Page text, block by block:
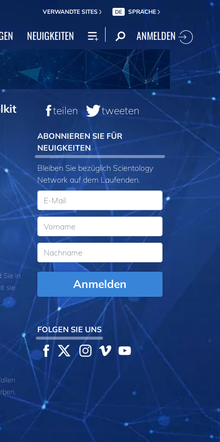
VERWANDTE SITES DE SPRACHE
NEUIGKEITEN ANMELDEN
teilen tweeten
ABONNIEREN SIE FÜR
NEUIGKEITEN
Bleiben Sie bezüglich Scientology
Network auf dem Laufenden.
Anmelden
FOLGEN SIE UNS
Sie in
sie